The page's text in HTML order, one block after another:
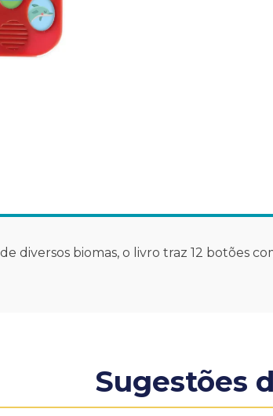
diversos biomas, o livro traz 12 botões
Sugestões